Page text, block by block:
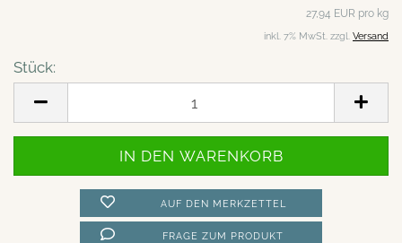
27,94 EUR pro kg
inkl. 7% MwSt. zzgl. Versand
Stück:
AUF DEN MERKZETTEL
FRAGE ZUM PRODUKT